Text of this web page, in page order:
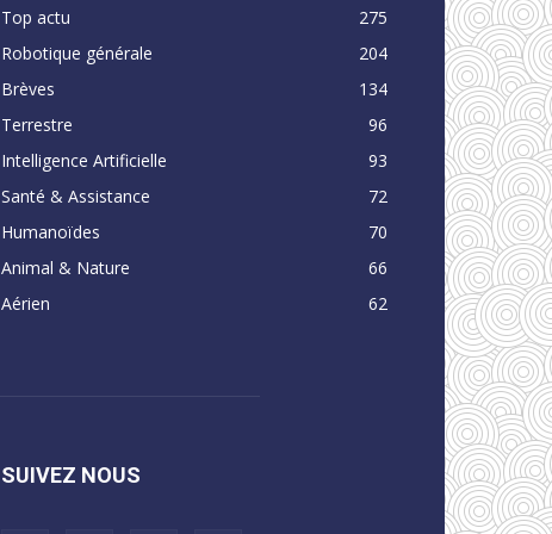
Top actu
275
Robotique générale
204
Brèves
134
Terrestre
96
Intelligence Artificielle
93
Santé & Assistance
72
Humanoïdes
70
Animal & Nature
66
Aérien
62
SUIVEZ NOUS